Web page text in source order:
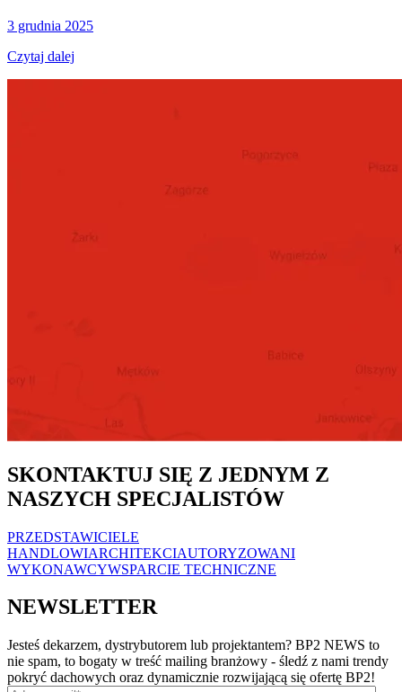
3 grudnia 2025
Czytaj dalej
SKONTAKTUJ SIĘ Z JEDNYM Z
NASZYCH SPECJALISTÓW
PRZEDSTAWICIELE
HANDLOWIARCHITEKCIAUTORYZOWANI
WYKONAWCYWSPARCIE TECHNICZNE
NEWSLETTER
Jesteś dekarzem, dystrybutorem lub projektantem? BP2 NEWS to
nie spam, to bogaty w treść mailing branżowy - śledź z nami trendy
pokryć dachowych oraz dynamicznie rozwijającą się ofertę BP2!